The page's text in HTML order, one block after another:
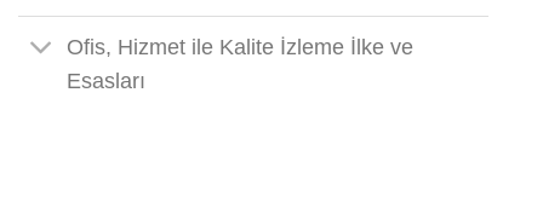
Ofis, Hizmet ile Kalite İzleme İlke ve
Esasları